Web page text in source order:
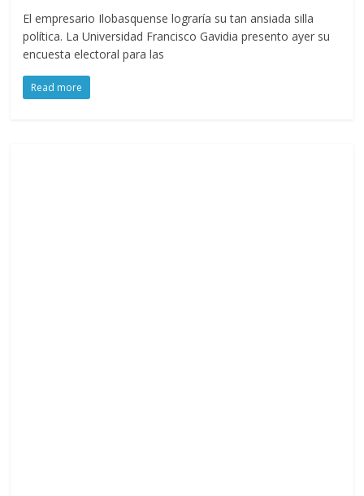
El empresario Ilobasquense lograría su tan ansiada silla
política. La Universidad Francisco Gavidia presento ayer su
encuesta electoral para las
Read more